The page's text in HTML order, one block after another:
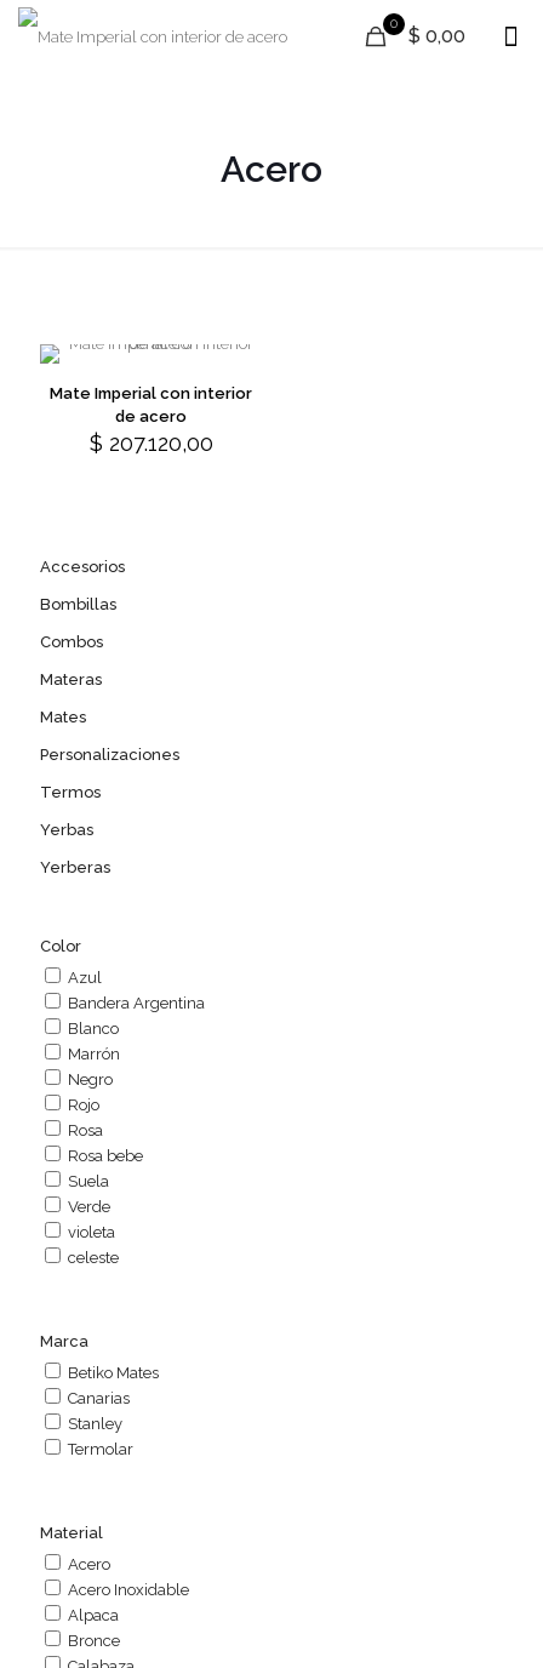
0
$ 0,00
Acero
Mate Imperial con interior
de acero
This
$ 207.120,00
Accesorios
Bombillas
Combos
Materas
Mates
Personalizaciones
Termos
Yerbas
Yerberas
Color
Azul
Bandera Argentina
Blanco
Marrón
Negro
Rojo
Rosa
Rosa bebe
Suela
Verde
violeta
celeste
Marca
Betiko Mates
Canarias
Stanley
Termolar
Material
Acero
Acero Inoxidable
Alpaca
Bronce